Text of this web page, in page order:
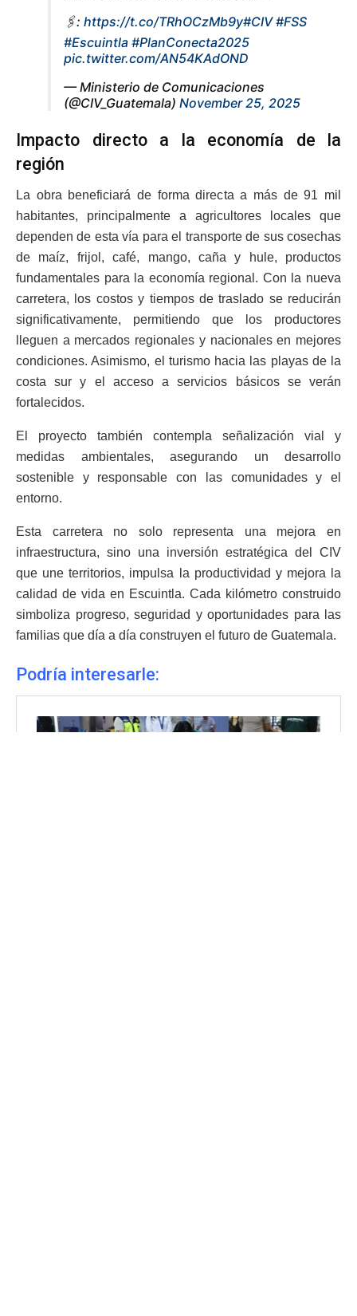
🖇️: https://t.co/TRhOCzMb9y#CIV #FSS
#Escuintla #PlanConecta2025
pic.twitter.com/AN54KAdOND
— Ministerio de Comunicaciones
(@CIV_Guatemala) November 25, 2025
Impacto directo a la economía de la
región
La obra beneficiará de forma directa a más de 91 mil
habitantes, principalmente a agricultores locales que
dependen de esta vía para el transporte de sus cosechas
de maíz, frijol, café, mango, caña y hule, productos
fundamentales para la economía regional. Con la nueva
carretera, los costos y tiempos de traslado se reducirán
significativamente, permitiendo que los productores
lleguen a mercados regionales y nacionales en mejores
condiciones. Asimismo, el turismo hacia las playas de la
costa sur y el acceso a servicios básicos se verán
fortalecidos.
El proyecto también contempla señalización vial y
medidas ambientales, asegurando un desarrollo
sostenible y responsable con las comunidades y el
entorno.
Esta carretera no solo representa una mejora en
infraestructura, sino una inversión estratégica del CIV
que une territorios, impulsa la productividad y mejora la
calidad de vida en Escuintla. Cada kilómetro construido
simboliza progreso, seguridad y oportunidades para las
familias que día a día construyen el futuro de Guatemala.
Podría interesarle: